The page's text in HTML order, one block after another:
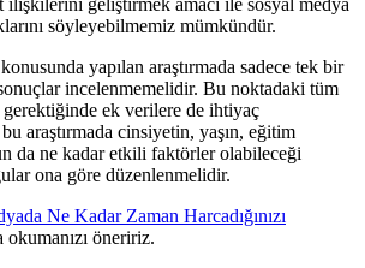
geliştirmek amacı ile sosyal medya
söyleyebilmemiz mümkündür.
yapılan araştırmada sadece tek bir
incelenmemelidir. Bu noktadaki tüm
ek verilere de ihtiyaç
araştırmada cinsiyetin, yaşın, eğitim
da ne kadar etkili faktörler olabileceği
ona göre düzenlenmelidir.
Ne Kadar Zaman Harcadığınızı
okumanızı öneririz.